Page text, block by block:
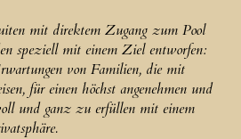
mit direktem Zugang zum Pool
speziell mit einem Ziel entworfen:
von Familien, die mit
für einen höchst angenehmen und
und ganz zu erfüllen mit einem